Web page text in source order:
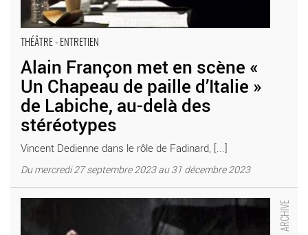
THÉÂTRE - ENTRETIEN
Alain Françon met en scène «
Un Chapeau de paille d’Italie »
de Labiche, au-delà des
stéréotypes
Vincent Dedienne dans le rôle de Fadinard, [...]
Du mercredi 27 septembre 2023 au 31 décembre 2023